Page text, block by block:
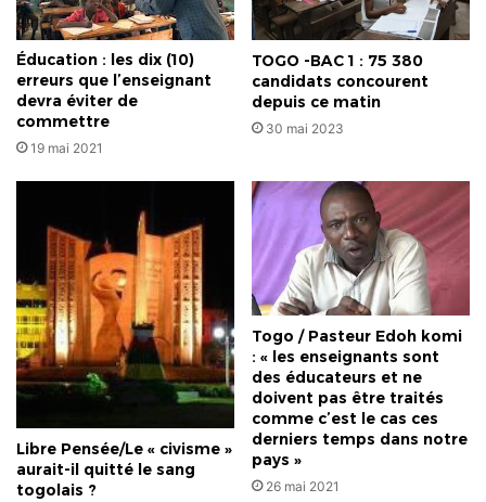
Éducation : les dix (10)
erreurs que l’enseignant
devra éviter de
commettre
19 mai 2021
TOGO -BAC 1 : 75 380
candidats concourent
depuis ce matin
30 mai 2023
Libre Pensée/Le « civisme »
aurait-il quitté le sang
togolais ?
Togo / Pasteur Edoh komi
: « les enseignants sont
des éducateurs et ne
doivent pas être traités
comme c’est le cas ces
derniers temps dans notre
pays »
26 mai 2021